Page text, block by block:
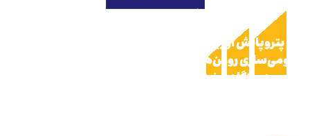
پتروپایش اورین روان مفتخر به ارائه خدمات تخصصی از
بومی‌سازی روغن‌های وارداتی خاص، پایش مستمر وضعیت
و دستگاه، و نیز تضمین تامین کالا در اسرع وقت به صنایع